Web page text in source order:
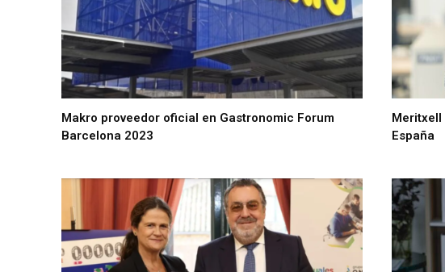
Makro proveedor oficial en Gastronomic Forum
Barcelona 2023
Meritxell
España